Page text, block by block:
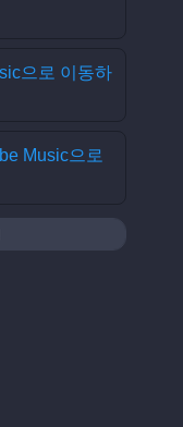
으로 이동하
Music으로